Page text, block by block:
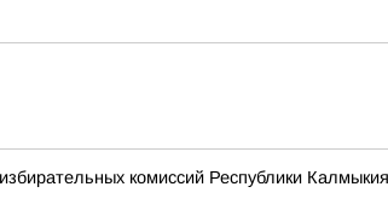
комиссий Республики